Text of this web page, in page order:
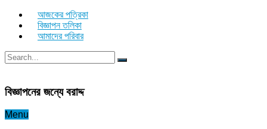
আজকের পত্রিকা
বিজ্ঞাপন তলিকা
আমাদের পরিবার
বিজ্ঞাপনের জন্যে বরাদ্দ
Menu